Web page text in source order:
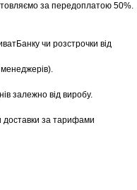
за передоплатою 50%.
чи розстрочки від
залежно від виробу.
доставки за тарифами